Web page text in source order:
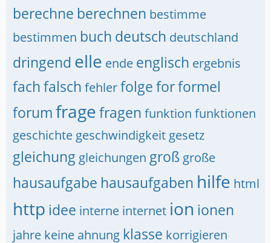
berechne berechnen bestimme
bestimmen buch deutsch deutschland
dringend elle ende englisch ergebnis
fachfalsch fehlerfolgeforformel
forumfragefragen funktion funktionen
geschichte geschwindigkeit gesetz
gleichung gleichungen groß große
hausaufgabe hausaufgaben hilfe html
http idee interne internet ion ionen
jahre keine ahnung klasse korrigieren